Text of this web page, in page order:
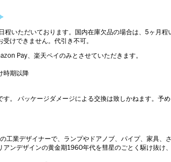
いただいております。国内在庫欠品の場合は、5ヶ月程
けできません。代引き不可。
Pay、楽天ペイのみとさせていただきます。
時期以降
。 パッケージダメージによる交換は致しかねます。予め
工業デザイナーで、ランプやドアノブ、パイプ、家具、
アンデザインの黄金期1960年代を彗星のごとく駆け抜け